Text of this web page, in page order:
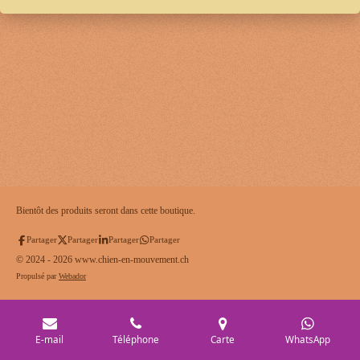
Bientôt des produits seront dans cette boutique.
Partager Partager Partager Partager
© 2024 - 2026 www.chien-en-mouvement.ch
Propulsé parWebador
E-mail Téléphone Carte WhatsApp